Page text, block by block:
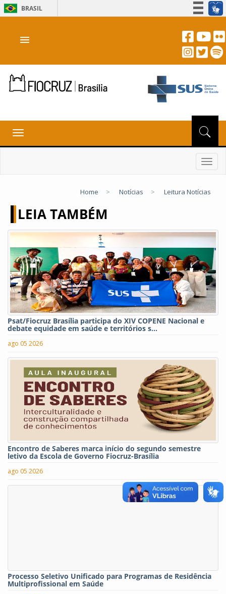
BRASIL
Acesso à informação
Canais
menu
Toggle
navigation
Home > Notícias > Leitura Notícias
LEIA TAMBÉM
Psat/Fiocruz Brasília participa do XIV COPENE Nacional e
debate equidade em saúde e territórios s...
ago 05 2026
Encontro de Saberes marca início do segundo semestre
letivo da Escola de Governo Fiocruz-Brasília
ago 05 2026
Processo Seletivo Unificado para Programas de Residência
Multiprofissional em Saúde